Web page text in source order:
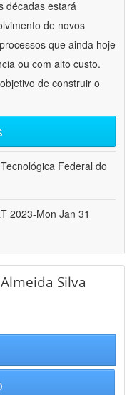
décadas estará
de novos
que ainda hoje
ou com alto custo.
de construir o
Federal do
2023-Mon Jan 31
Silva